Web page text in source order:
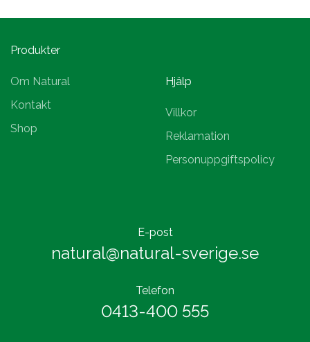
Produkter
Om Natural
Kontakt
Shop
Hjälp
Villkor
Reklamation
Personuppgiftspolicy
E-post
natural@natural-sverige.se
Telefon
0413-400 555